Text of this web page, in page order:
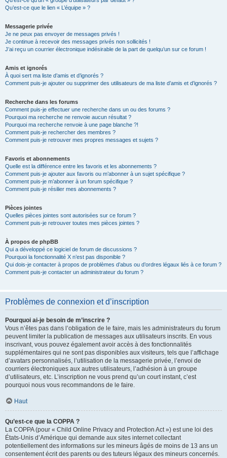
Qu’est-ce que le lien « L’équipe » ?
Messagerie privée
Je ne peux pas envoyer de messages privés !
Je continue à recevoir des messages privés non sollicités !
J’ai reçu un courrier électronique indésirable de la part de quelqu’un sur ce forum !
Amis et ignorés
À quoi sert ma liste d’amis et d’ignorés ?
Comment puis-je ajouter ou supprimer des utilisateurs de ma liste d’amis et d’ignorés ?
Recherche dans les forums
Comment puis-je effectuer une recherche dans un ou des forums ?
Pourquoi ma recherche ne renvoie aucun résultat ?
Pourquoi ma recherche renvoie à une page blanche ?!
Comment puis-je rechercher des membres ?
Comment puis-je retrouver mes propres messages et sujets ?
Favoris et abonnements
Quelle est la différence entre les favoris et les abonnements ?
Comment puis-je ajouter aux favoris ou m’abonner à un sujet spécifique ?
Comment puis-je m’abonner à un forum spécifique ?
Comment puis-je résilier mes abonnements ?
Pièces jointes
Quelles pièces jointes sont autorisées sur ce forum ?
Comment puis-je retrouver toutes mes pièces jointes ?
À propos de phpBB
Qui a développé ce logiciel de forum de discussions ?
Pourquoi la fonctionnalité X n’est pas disponible ?
Qui dois-je contacter à propos de problèmes d’abus ou d’ordres légaux liés à ce forum ?
Comment puis-je contacter un administrateur du forum ?
Problèmes de connexion et d’inscription
Pourquoi ai-je besoin de m’inscrire ?
Vous n’êtes pas dans l’obligation de le faire, mais les administrateurs du forum
peuvent limiter la publication de messages aux utilisateurs inscrits. En vous
inscrivant, vous pouvez également avoir accès à des fonctionnalités
supplémentaires qui ne sont pas disponibles aux visiteurs, tels que l’affichage
d’avatars personnalisés, l’utilisation de la messagerie privée, l’envoi de
courriers électroniques aux autres utilisateurs, l’adhésion à un groupe
d’utilisateurs, etc. L’inscription ne vous prend qu’un court instant, c’est
pourquoi nous vous recommandons de le faire.
Haut
Qu’est-ce que la COPPA ?
La COPPA (pour « Child Online Privacy and Protection Act ») est une loi des
États-Unis d’Amérique qui demande aux sites internet collectant
potentiellement des informations sur les mineurs âgés de moins de 13 ans un
consentement écrit des parents ou des tuteurs légaux des mineurs concernés.